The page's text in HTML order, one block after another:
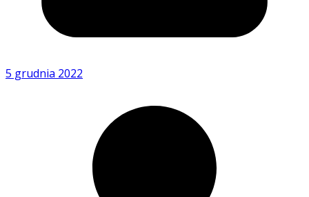
5 grudnia 2022